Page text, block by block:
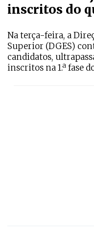
inscritos do
Na terça-feira, a
Superior (DGES)
candidatos,
inscritos na 1.ª fase